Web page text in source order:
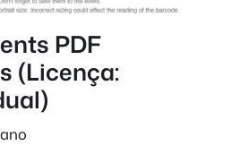
PDF
(Licença: